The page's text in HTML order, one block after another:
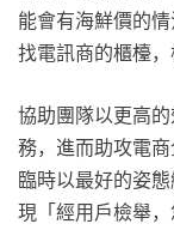
能會有海鮮價的
找電訊商的櫃檯，
協助團隊以更高
務，進而助攻電
臨時以最好的姿
現「經用戶檢舉